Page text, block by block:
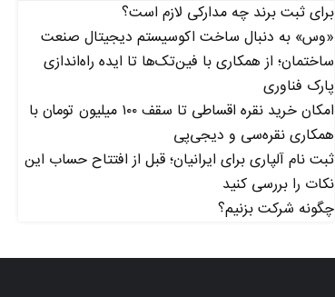
برای ثبت برند چه مدارکی لازم است؟
«وس» به دنبال ساخت اکوسیستم دیجیتال صنعت
ساختمان؛ از همکاری با فین‌تک‌ها تا ایده راه‌اندازی
پارک فناوری
امکان خرید نقره اقساطی تا سقف ۱۰۰ میلیون تومان با
همکاری نقره‌سی و دیجی‌پی
ثبت نام آلپاری برای ایرانیان؛ قبل از افتتاح حساب این
نکات را بررسی کنید
چگونه شرکت بزنیم؟